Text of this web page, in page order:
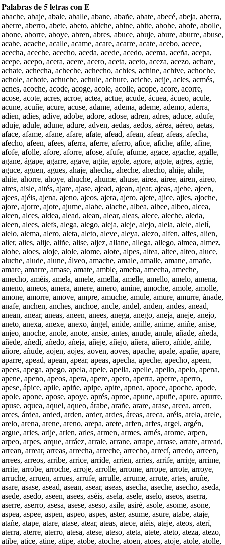
Palabras de 5 letras con E
abache, abaje, abale, aballe, abane, abañe, abate, abecé, abeja, aberra,
aberre, aberro, abete, abeto, abiche, abine, abite, abobe, abofe, abolle,
abone, aborre, aboye, abren, abres, abuce, abuje, abure, aburre, abuse,
acabe, acache, acalle, acame, acare, acarre, acate, acebo, acece,
acecha, aceche, acecho, aceda, acede, acedo, acema, aceña, acepa,
acepe, acepo, acera, acere, acero, aceta, aceto, aceza, acezo, achare,
achate, achecha, acheche, achecho, achies, achine, achive, achoche,
achole, achote, achuche, achule, achure, aciche, acije, acles, acmés,
acnes, acoche, acode, acoge, acole, acolle, acope, acore, acorre,
acose, acote, acres, acroe, actea, actue, acude, ácuea, ácueo, acule,
acune, acuñe, acure, acuse, adame, adema, ademe, ademo, aderra,
adien, adies, adive, adobe, adore, adose, adren, adres, aduce, adufe,
aduje, adule, adune, adure, adven, aedas, aedos, aérea, aéreo, aetas,
aface, afame, afane, afare, afate, afead, afean, afear, afeas, afecha,
afecho, afeen, afees, aferra, aferre, aferro, afice, afiche, afile, afine,
afofe, afolle, afore, aforre, afose, afufe, afume, agace, agache, agalle,
agane, ágape, agarre, agave, agite, agole, agore, agote, agres, agrie,
aguce, aguen, agues, ahaje, ahecha, aheche, ahecho, ahije, ahile,
ahite, ahorre, ahoye, ahuche, ahume, ahuse, airea, airee, airen, aireo,
aires, aisle, aités, ajare, ajase, ajead, ajean, ajear, ajeas, ajebe, ajeen,
ajees, ajéis, ajena, ajeno, ajeos, ajera, ajero, ajete, ajice, ajies, ajoche,
ajore, ajorre, ajote, ajume, alabe, alache, albea, albee, albeo, alcea,
alcen, alces, aldea, alead, alean, alear, aleas, alece, aleche, aleda,
aleen, alees, alefs, alega, alego, aleja, aleje, alejo, alela, alele, alelí,
alelo, alema, alero, aleta, aleto, aleve, aleya, alezo, alfen, alfes, alien,
alier, alies, alije, aliñe, alise, aljez, allane, allega, allego, almea, almez,
alobe, aloes, aloje, alole, alome, alote, alpes, altea, altee, alteo, aluce,
aluche, alude, alune, álveo, amache, amale, amalle, amane, amañe,
amare, amarre, amase, amate, amble, ameba, amecha, ameche,
amecho, améis, amela, amele, amella, amelle, amello, amelo, amena,
ameno, ameos, amera, amere, amero, amine, amoche, amole, amolle,
amone, amorre, amove, ampre, amuche, amule, amure, amurre, ánade,
anafe, anchen, anches, anchoe, ancle, andel, anden, andes, anead,
anean, anear, aneas, aneen, anees, anega, anego, aneja, aneje, anejo,
aneto, anexa, anexe, anexo, ángel, anide, anille, anime, aniñe, anise,
anjeo, anoche, anole, anote, ansie, antes, anude, anule, añade, añeda,
añede, añedí, añedo, añeja, añeje, añejo, añera, añero, añide, añile,
añore, añude, aojen, aojes, aoven, aoves, apache, apale, apañe, apare,
aparre, apead, apean, apear, apeas, apecha, apeche, apecho, apeen,
apees, apega, apego, apela, apele, apella, apelle, apello, apelo, apena,
apene, apeno, apeos, apera, apere, apero, aperra, aperre, aperro,
apese, ápice, apile, apiñe, apipe, apite, apnea, apoce, apoche, apode,
apole, apone, apose, apoye, aprés, aproe, apune, apuñe, apure, apurre,
apuse, aquea, aquel, aqueo, árabe, arañe, arare, arase, arcea, arcen,
arces, árdea, arded, arden, arder, ardes, áreas, areca, aréis, arela, arele,
arelo, arena, arene, areno, arepa, arete, arfen, arfes, argel, argén,
argue, aries, arije, arlen, arles, armen, armes, arnés, arome, arpen,
arpeo, arpes, arque, arráez, arrale, arrane, arrape, arrase, arrate, arread,
arrean, arrear, arreas, arrecha, arreche, arrecho, arrecí, arredo, arreen,
arrees, arreos, arribe, arrice, arride, arrien, arries, arrife, arrige, arrime,
arrite, arrobe, arroche, arroje, arrolle, arrome, arrope, arrote, arroye,
arruche, arruen, arrues, arrufe, arrulle, arrume, arrute, artes, aruñe,
asare, asase, asead, asean, asear, aseas, asecha, aseche, asecho, aseda,
asede, asedo, aseen, asees, aséis, asela, asele, aselo, aseos, aserra,
aserre, aserro, asesa, asese, aseso, asile, asiré, asole, asome, asone,
aspea, aspee, aspen, aspeo, aspes, aster, asume, asure, atabe, ataje,
atañe, atape, atare, atase, atear, ateas, atece, atéis, ateje, ateos, aterí,
aterra, aterre, aterro, atesa, atese, ateso, ateta, atete, ateto, ateza, atezo,
atibe, atice, atine, atipe, atobe, atoche, atoen, atoes, atoje, atole, atolle,